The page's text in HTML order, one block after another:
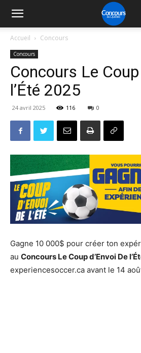
Accueil Concours
Concours
Concours Le Coup
l’Été 2025
24 avril 2025 116 0
Gagne 10 000$ pour créer ton
au Concours Le Coup d’Envoi De
experiencesoccer.ca avant le 14